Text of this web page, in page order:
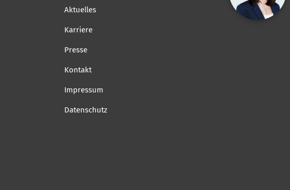
Aktuelles
Karriere
Presse
Kontakt
Impressum
Datenschutz